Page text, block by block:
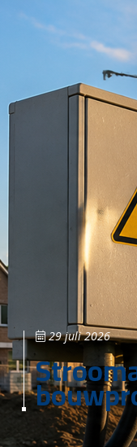
29 juli 2026